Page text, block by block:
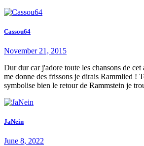
Cassou64
November 21, 2015
Dur dur car j'adore toute les chansons de
me donne des frissons je dirais Rammlied !
symbolise bien le retour de Rammstein je
JaNein
June 8, 2022